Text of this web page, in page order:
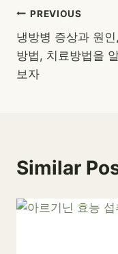
글
탐
색
PREVIOUS
냉방병 증상과 원인
방법, 치료방법을
보자
Similar